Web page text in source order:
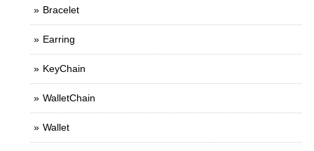
Bracelet
Earring
KeyChain
WalletChain
Wallet